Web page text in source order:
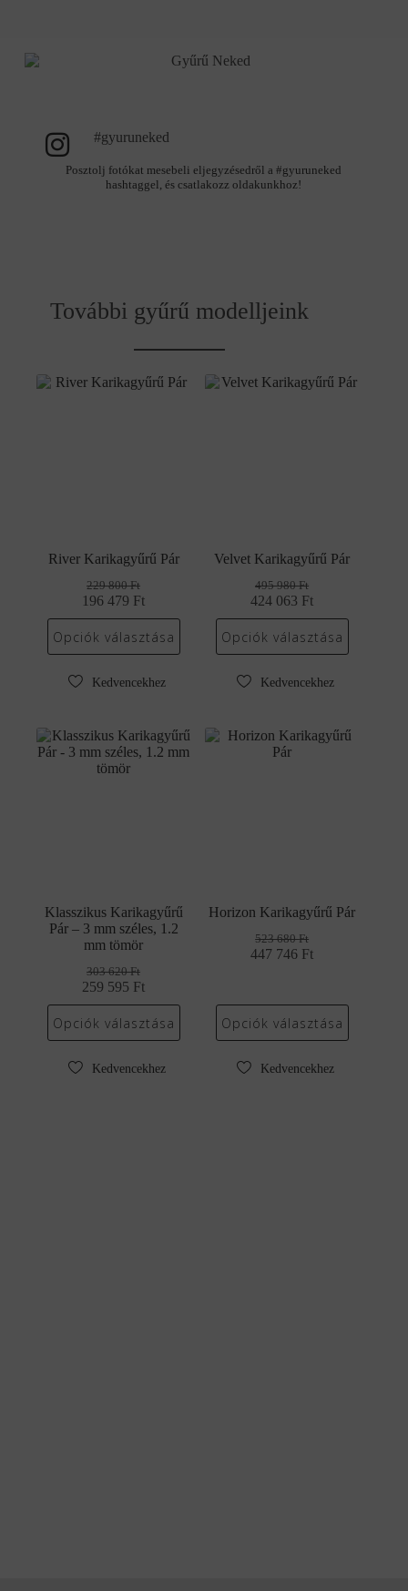
#gyuruneked
Posztolj fotókat mesebeli eljegyzésedről a #gyuruneked
hashtaggel, és csatlakozz oldakunkhoz!
További gyűrű modelljeink
River Karikagyűrű Pár
229 800Ft
Original
price
was:
196 479 Ft
Current
price
is:
Opciók választása
Kedvencekhez
Velvet Karikagyűrű Pár
495 980Ft
Original
price
was:
424 063 Ft
Current
price
is:
Opciók választása
Kedvencekhez
Klasszikus Karikagyűrű
Pár – 3 mm széles, 1.2
mm tömör
303 620Ft
Original
price
was:
303
259 595 Ft
Current
price
is:
259
Opciók választása
Kedvencekhez
Horizon Karikagyűrű Pár
523 680Ft
Original
523
680 Ft.
447 746 Ft
Current
447
746 Ft.
Opciók választása
Kedvencekhez